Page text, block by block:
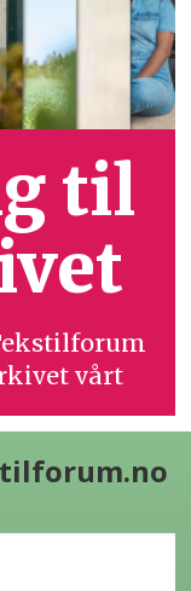
til
vårt